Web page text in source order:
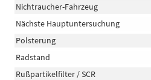
Nichtraucher-Fahrzeug
Nächste Hauptuntersuchung
Polsterung
Radstand
Rußpartikelfilter / SCR